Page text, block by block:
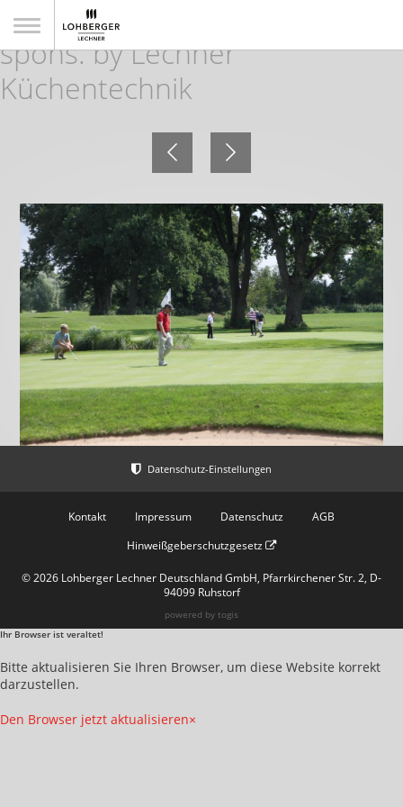
7. Golf WM der Gastronomie
spons. by Lechner
Küchentechnik
Kontakt Impressum Datenschutz
AGB
Hinweißgeberschutzgesetz
© 2026 Lohberger Lechner Deutschland GmbH, Pfarrkirchener Str. 2, D-
94099 Ruhstorf
powered by togis
Ihr Browser ist veraltet!
Bitte aktualisieren Sie Ihren Browser, um diese Website korrekt
darzustellen.
Den Browser jetzt aktualisieren×